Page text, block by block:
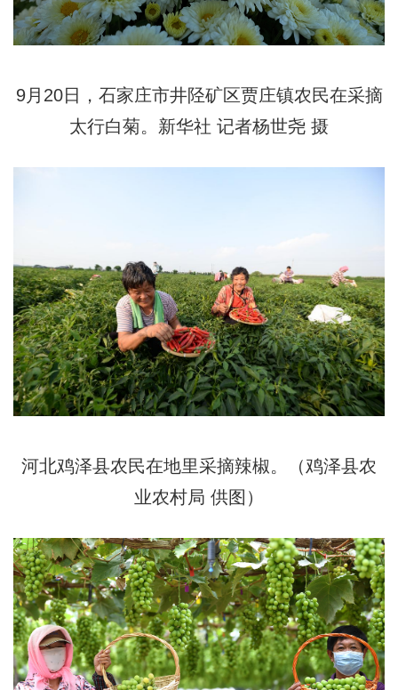
9月20日，石家庄市井陉矿区贾庄镇农民在采摘
太行白菊。新华社 记者杨世尧 摄
河北鸡泽县农民在地里采摘辣椒。（鸡泽县农
业农村局 供图）